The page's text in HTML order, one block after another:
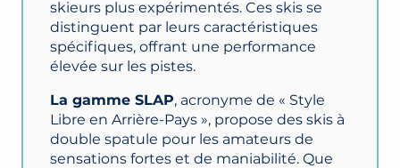
skieurs plus expérimentés. Ces skis se
distinguent par leurs caractéristiques
spécifiques, offrant une performance
élevée sur les pistes.
La gamme SLAP, acronyme de « Style
Libre en Arrière-Pays », propose des skis à
double spatule pour les amateurs de
sensations fortes et de maniabilité. Que